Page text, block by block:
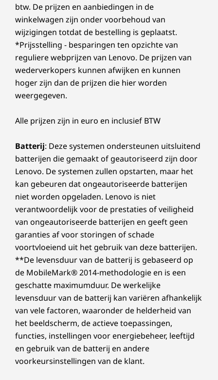
btw. De prijzen en aanbiedingen in de
winkelwagen zijn onder voorbehoud van
wijzigingen totdat de bestelling is geplaatst.
*Prijsstelling - besparingen ten opzichte van
reguliere webprijzen van Lenovo. De prijzen van
wederverkopers kunnen afwijken en kunnen
hoger zijn dan de prijzen die hier worden
weergegeven.
Alle prijzen zijn in euro en inclusief BTW
Batterij: Deze systemen ondersteunen uitsluitend
batterijen die gemaakt of geautoriseerd zijn door
Lenovo. De systemen zullen opstarten, maar het
kan gebeuren dat ongeautoriseerde batterijen
niet worden opgeladen. Lenovo is niet
verantwoordelijk voor de prestaties of veiligheid
van ongeautoriseerde batterijen en geeft geen
garanties af voor storingen of schade
voortvloeiend uit het gebruik van deze batterijen.
**De levensduur van de batterij is gebaseerd op
de MobileMark® 2014-methodologie en is een
geschatte maximumduur. De werkelijke
levensduur van de batterij kan variëren afhankelijk
van vele factoren, waaronder de helderheid van
het beeldscherm, de actieve toepassingen,
functies, instellingen voor energiebeheer, leeftijd
en gebruik van de batterij en andere
voorkeursinstellingen van de klant.